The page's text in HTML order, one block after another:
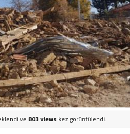
ve 803 views kez görüntülendi.